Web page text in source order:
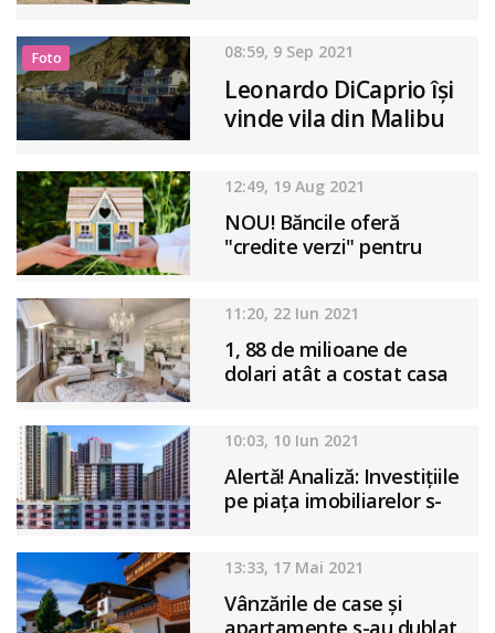
Australia
Foto 08:59, 9 Sep 2021
Leonardo DiCaprio își
vinde vila din Malibu
dolari
12:49, 19 Aug 2021
NOU! Băncile oferă
"credite verzi" pentru
11:20, 22 Iun 2021
1, 88 de milioane de
dolari atât a costat casa
10:03, 10 Iun 2021
Alertă! Analiză: Investiţiile
pe piaţa imobiliarelor s-
13:33, 17 Mai 2021
Vânzările de case și